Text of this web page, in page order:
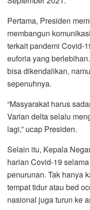
Pertama, Presiden
membangun
terkait pandemi Covid-
euforia yang
bisa dikendalikan,
sepenuhnya.
“Masyarakat harus
Varian delta selalu
lagi,” ucap Presiden.
Selain itu, Kepala
harian Covid-19
penurunan. Tak hanya
tempat tidur atau bed
nasional juga turun ke